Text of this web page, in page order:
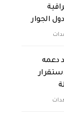
الجوار
دعمه